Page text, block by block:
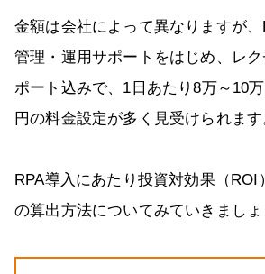
金額は会社によって異なりますが、
管理・運用サポートをはじめ、レ
ポート込みで、1日あたり8万～10
円の料金設定が多く見受けられます
RPA導入にあたり投資対効果（ROI
の算出方法についてみていきましょ